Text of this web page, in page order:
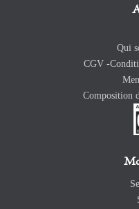
Qui
CGV -
Composition